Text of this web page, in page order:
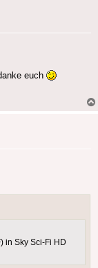
euch
in Sky Sci-Fi HD